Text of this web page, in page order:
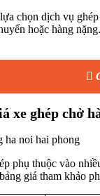
chọn dịch vụ
hoặc hàng
xe ghép chở
phụ thuộc vào
giá tham khảo